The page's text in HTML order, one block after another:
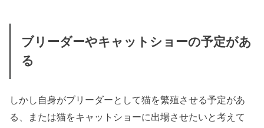
ブリーダーやキャットショーの予定があ
る
しかし自身がブリーダーとして猫を繁殖させる予定があ
る、または猫をキャットショーに出場させたいと考えて